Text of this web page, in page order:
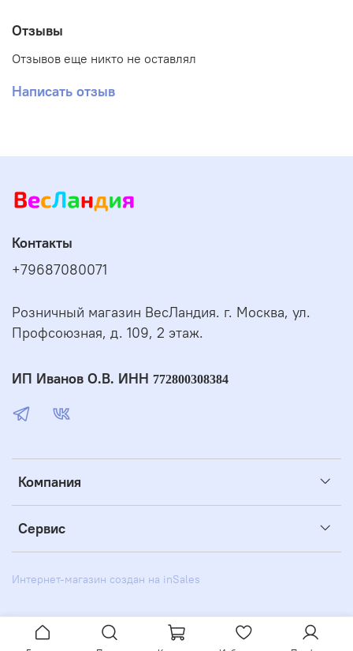
Отзывы
Отзывов еще никто не оставлял
Написать отзыв
Компания
Сервис
Контакты
+79687080071
Розничный магазин ВесЛандия. г. Москва, ул.
Профсоюзная, д. 109, 2 этаж.
ИП Иванов О.В. ИНН 772800308384
Интернет-магазин создан на inSales